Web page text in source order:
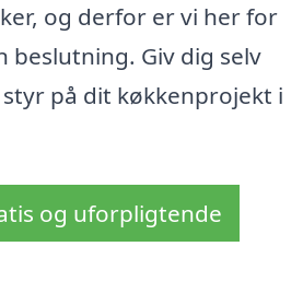
og derfor er vi her for
beslutning. Giv dig selv
på dit køkkenprojekt i
og uforpligtende